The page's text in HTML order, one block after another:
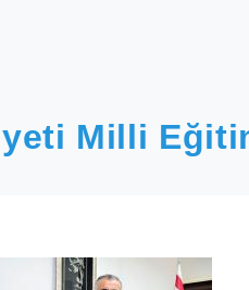
Milli